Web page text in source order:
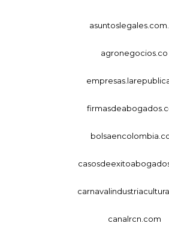
agronegocios.co
canalrcn.com